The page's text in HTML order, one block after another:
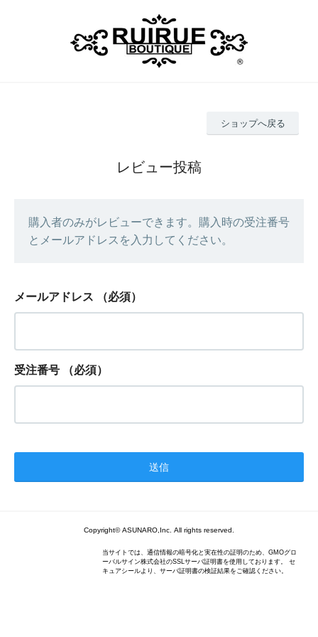
ショップへ戻る
レビュー投稿
購入者のみがレビューできます。購入時の受注番号
とメールアドレスを入力してください。
メールアドレス （必須）
受注番号 （必須）
Copyright© ASUNARO,Inc. All rights reserved.
当サイトでは、通信情報の暗号化と実在性の証明のため、GMOグロ
ーバルサイン株式会社のSSLサーバ証明書を使用しております。 セ
キュアシールより、サーバ証明書の検証結果をご確認ください。